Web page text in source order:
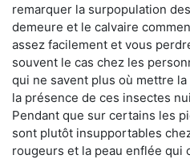
remarquer la surpopulation
demeure et le calvaire
assez facilement et vous
souvent le cas chez les
qui ne savent plus où mettre
la présence de ces insectes
Pendant que sur certains les
sont plutôt insupportables
rougeurs et la peau enflée qui